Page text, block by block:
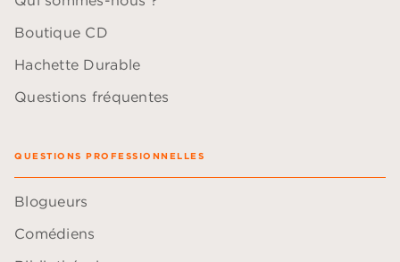
Boutique CD
Hachette Durable
Questions fréquentes
QUESTIONS PROFESSIONNELLES
Blogueurs
Comédiens